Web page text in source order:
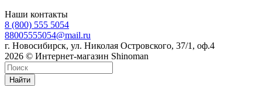
Наши контакты
8 (800) 555 5054
88005555054@mail.ru
г. Новосибирск, ул. Николая Островского, 37/1, оф.4
2026 © Интернет-магазин Shinoman
Найти